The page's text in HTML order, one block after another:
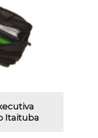
Itaituba